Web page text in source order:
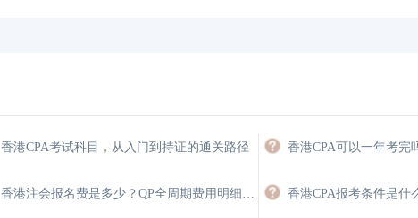
香港CPA考试科目，从入门到持证的通关路径